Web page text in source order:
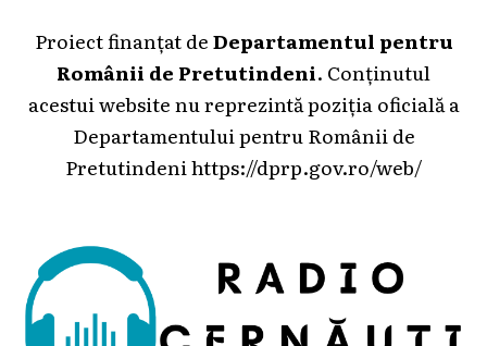
Proiect finanțat deDepartamentul pentru
Românii de Pretutindeni. Conținutul
acestui website nu reprezintă poziția oficială a
Departamentului pentru Românii de
Pretutindeni https://dprp.gov.ro/web/